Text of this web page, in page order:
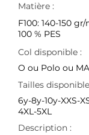
Matière :
F100: 140-150
100 % PES
Col disponible :
O ou Polo ou
Tailles
6y-8y-10y-XXS-
4XL-5XL
Description :